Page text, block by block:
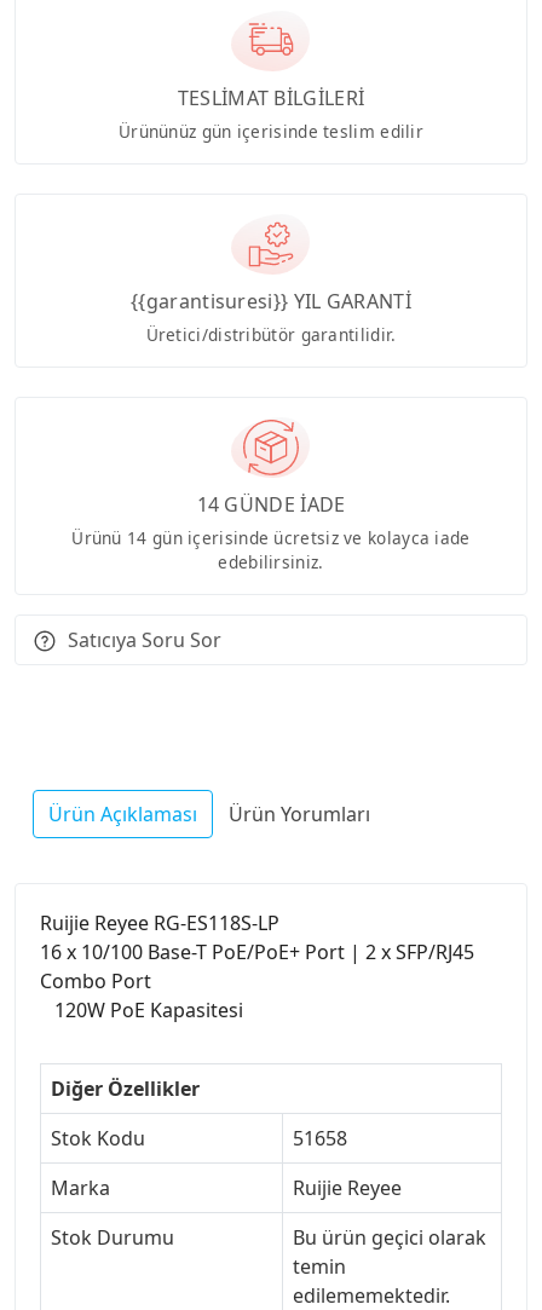
TESLİMAT BİLGİLERİ
Ürününüz gün içerisinde teslim edilir
{{garantisuresi}} YIL GARANTİ
Üretici/distribütör garantilidir.
14 GÜNDE İADE
Ürünü 14 gün içerisinde ücretsiz ve kolayca iade
edebilirsiniz.
Satıcıya Soru Sor
Ürün Açıklaması Ürün Yorumları
Ruijie Reyee RG-ES118S-LP
16 x 10/100 Base-T PoE/PoE+ Port | 2 x SFP/RJ45
Combo Port
120W PoE Kapasitesi
Diğer Özellikler
Stok Kodu
51658
Marka
Ruijie Reyee
Stok Durumu
Bu ürün geçici olarak
temin
edilememektedir.